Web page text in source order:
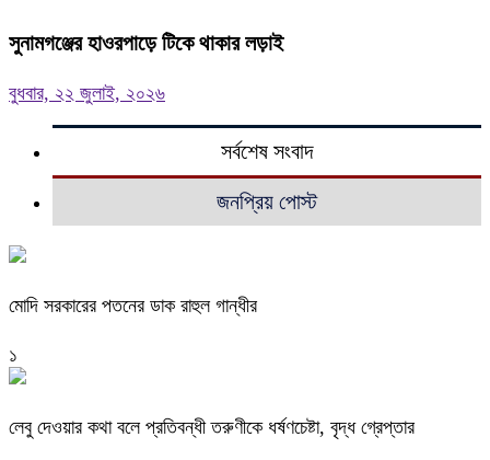
সুনামগঞ্জের হাওরপাড়ে টিকে থাকার লড়াই
বুধবার, ২২ জুলাই, ২০২৬
সর্বশেষ সংবাদ
জনপ্রিয় পোস্ট
মোদি সরকারের পতনের ডাক রাহুল গান্ধীর
১
লেবু দেওয়ার কথা বলে প্রতিবন্ধী তরুণীকে ধর্ষণচেষ্টা, বৃদ্ধ গ্রেপ্তার